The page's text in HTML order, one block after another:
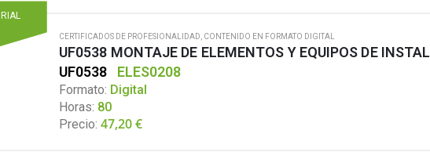
CERTIFICADOS DE PROFESIONALIDAD CONTENIDO EN FORMATO DIGITAL
UF0538 ELES0208
Formato: Digital
Horas: 80
Precio: 47,20€